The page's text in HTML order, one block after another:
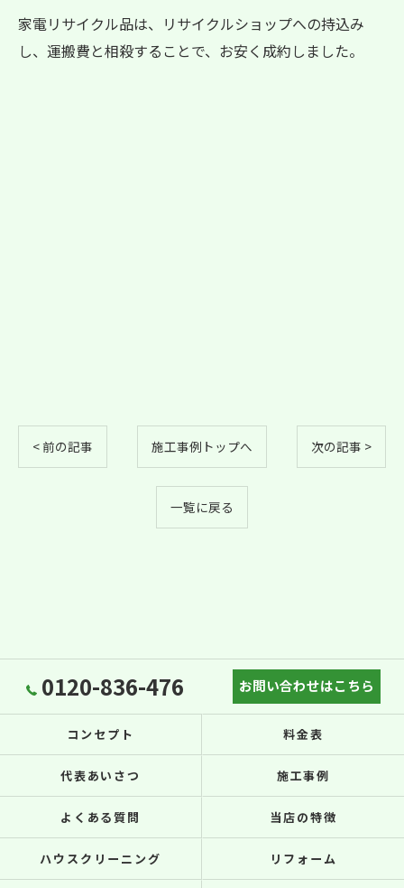
家電リサイクル品は、リサイクルショップへの持込み
し、運搬費と相殺することで、お安く成約しました。
< 前の記事 施工事例トップへ 次の記事 >
一覧に戻る
0120-836-476 お問い合わせはこちら
コンセプト 料金表
代表あいさつ 施工事例
よくある質問 当店の特徴
ハウスクリーニング リフォーム